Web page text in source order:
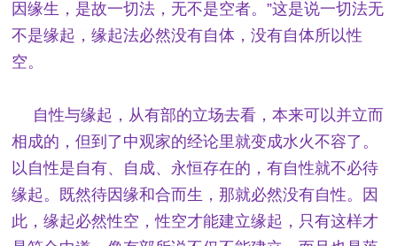
因缘生，是故一切法，无不是空者。”这是说一切法无
不是缘起，缘起法必然没有自体，没有自体所以性
空。
自性与缘起，从有部的立场去看，本来可以并立而
相成的，但到了中观家的经论里就变成水火不容了。
以自性是自有、自成、永恒存在的，有自性就不必待
缘起。既然待因缘和合而生，那就必然没有自性。因
此，缘起必然性空，性空才能建立缘起，只有这样才